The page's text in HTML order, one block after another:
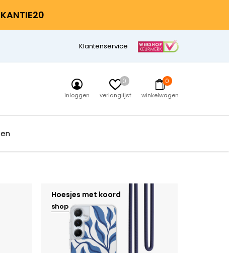
Klantenservice
inloggen
0
verlanglijst
0
winkelwagen
Hoesjes met koord
shop